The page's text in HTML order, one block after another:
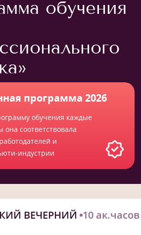
обучения
программа 2026
обучения каждые
она соответствовала
и
индустрии
ВЕЧЕРНИЙ 10 ак.часов